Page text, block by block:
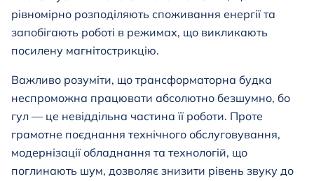
рівномірно розподіляють споживання енергії та
запобігають роботі в режимах, що викликають
посилену магнітострикцію.
Важливо розуміти, що трансформаторна будка
неспроможна працювати абсолютно безшумно, бо
гул — це невіддільна частина її роботи. Проте
грамотне поєднання технічного обслуговування,
модернізації обладнання та технологій, що
поглинають шум, дозволяє знизити рівень звуку до